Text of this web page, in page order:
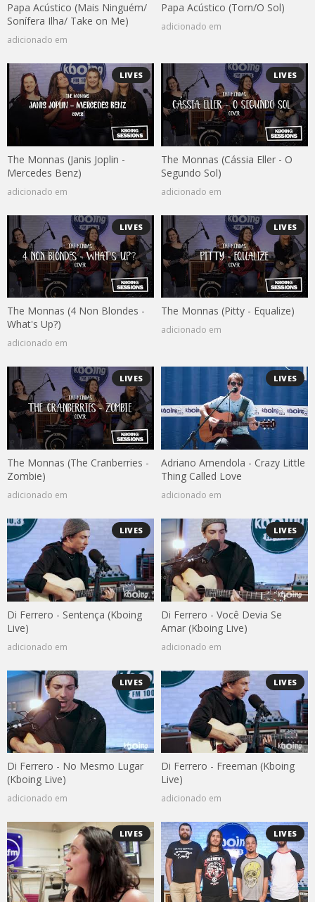
Papa Acústico (Mais Ninguém/
Sonífera Ilha/ Take on Me)
adicionado em
Papa Acústico (Torn/O Sol)
adicionado em
LIVES
The Monnas (Janis Joplin -
Mercedes Benz)
adicionado em
LIVES
The Monnas (Cássia Eller - O
Segundo Sol)
adicionado em
LIVES
The Monnas (4 Non Blondes -
What's Up?)
adicionado em
LIVES
The Monnas (Pitty - Equalize)
adicionado em
LIVES
The Monnas (The Cranberries -
Zombie)
adicionado em
LIVES
Adriano Amendola - Crazy Little
Thing Called Love
adicionado em
LIVES
Di Ferrero - Sentença (Kboing
Live)
adicionado em
LIVES
Di Ferrero - Você Devia Se
Amar (Kboing Live)
adicionado em
LIVES
Di Ferrero - No Mesmo Lugar
(Kboing Live)
adicionado em
LIVES
Di Ferrero - Freeman (Kboing
Live)
adicionado em
LIVES LIVES